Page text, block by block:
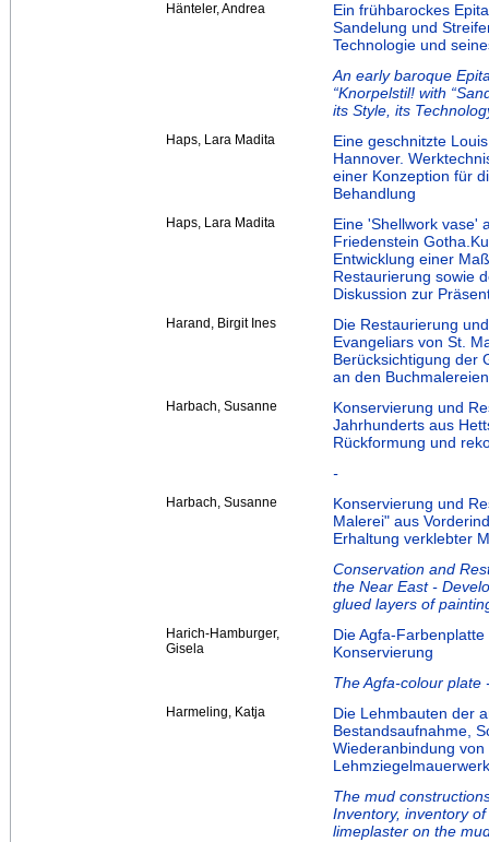
Hänteler, Andrea
Ein frühbarockes
Sandelung und
Technologie und
An early baroque
“Knorpelstil! with
its Style, its
Haps, Lara Madita
Eine geschnitzte
Hannover.
einer Konzeption für
Behandlung
Haps, Lara Madita
Eine 'Shellwork vase'
Friedenstein
Entwicklung einer
Restaurierung sowie
Diskussion zur
Harand, Birgit Ines
Die Restaurierung
Evangeliars von St.
Berücksichtigung der
an den Buchmalereien
Harbach, Susanne
Konservierung und
Jahrhunderts aus
Rückformung und
-
Harbach, Susanne
Konservierung und
Malerei" aus
Erhaltung verklebter
Conservation and
the Near East -
glued layers of
Harich-Hamburger,
Gisela
Die Agfa-
Konservierung
The Agfa-colour plate
Harmeling, Katja
Die Lehmbauten der
Bestandsaufnahme,
Wiederanbindung
Lehmziegelmauerwerk
The mud
Inventory, inventory
limeplaster on the